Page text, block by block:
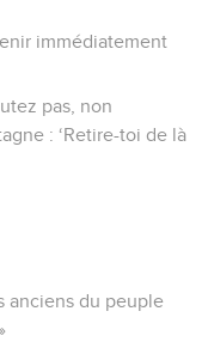
immédiatement
pas, non
: ‘Retire-toi de là
anciens du peuple